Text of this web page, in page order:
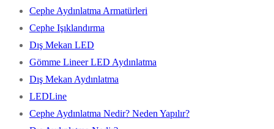
Cephe Aydınlatma Armatürleri
Cephe Işıklandırma
Dış Mekan LED
Gömme Lineer LED Aydınlatma
Dış Mekan Aydınlatma
LEDLine
Cephe Aydınlatma Nedir? Neden Yapılır?